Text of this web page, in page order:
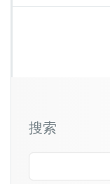
搜索